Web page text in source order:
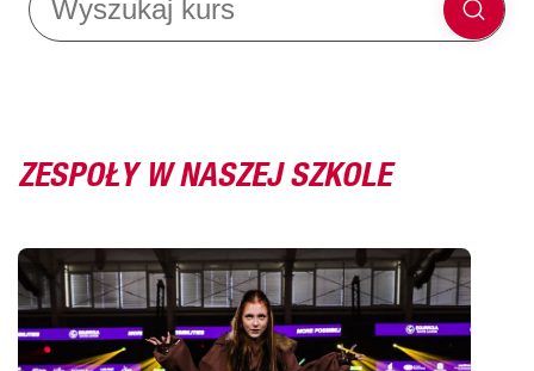
ZESPOŁY W NASZEJ SZKOLE